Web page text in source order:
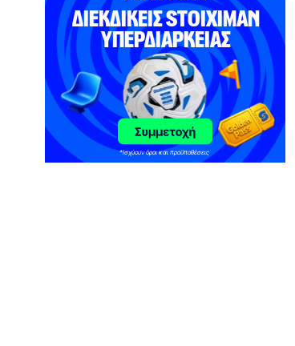
ΕΛΛΑΔΑ
Ρομά εμβόλιζε επανειλημμένα
σταθμευμένο όχημα μετά από καβγά
(βίντεο)
7|08|2026 | 22:20
ΟΙΚΟΝΟΜΙΑ
CVC: Στο 1,1 δισ. € η τιμή εκκίνησης
για 3 νέα πωλητήρια
7|08|2026 | 22:15